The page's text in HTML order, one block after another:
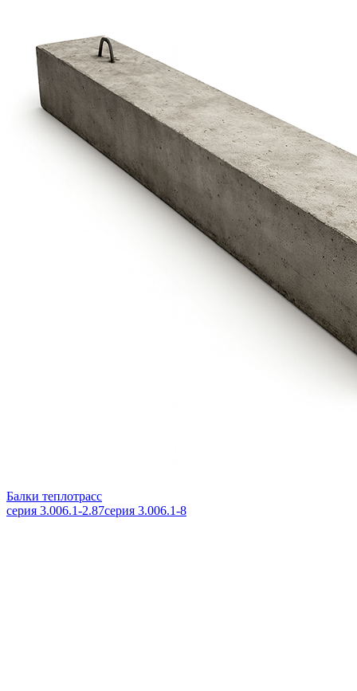
Балки теплотрасс
серия 3.006.1-2.87серия 3.006.1-8